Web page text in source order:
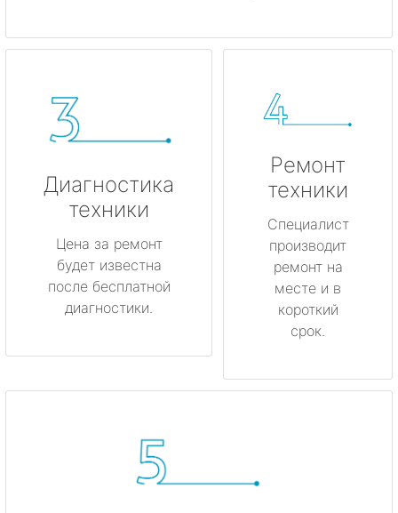
Диагностика
техники
Цена за ремонт
будет известна
после бесплатной
диагностики.
Ремонт
техники
Специалист
производит
ремонт на
месте и в
короткий
срок.